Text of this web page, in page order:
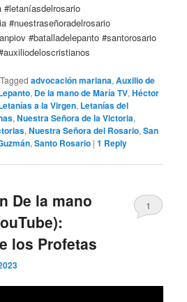
#letaníasdelrosario
#nuestraseñoradelrosario
#batalladelepanto #santorosario
Tagged advocación mariana,Auxilio de
, De la mano de María TV,Héctor
a la Virgen, Letanías del
,Nuestra Señora de la Victoria,
,Nuestra Señora del Rosario,San
,Santo Rosario |1 Reply
De la mano
los Profetas
1